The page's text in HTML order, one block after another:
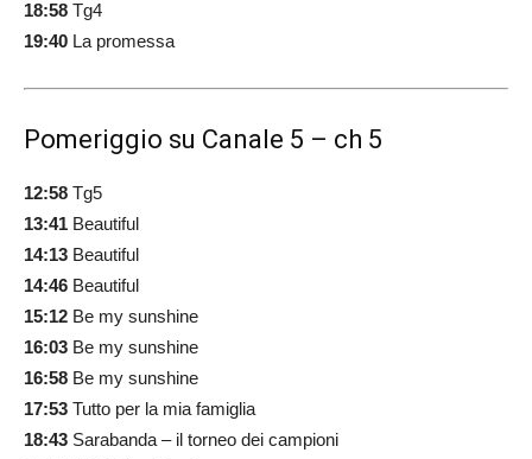
18:58 Tg4
19:40 La promessa
Pomeriggio su Canale 5 – ch 5
12:58 Tg5
13:41 Beautiful
14:13 Beautiful
14:46 Beautiful
15:12 Be my sunshine
16:03 Be my sunshine
16:58 Be my sunshine
17:53 Tutto per la mia famiglia
18:43 Sarabanda – il torneo dei campioni